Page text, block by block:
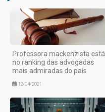
Professora mackenzista está
no ranking das advogadas
mais admiradas do país
12/04/2021